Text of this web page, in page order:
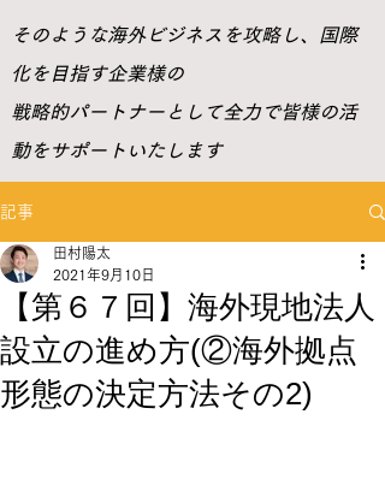
​そのような海外ビジネスを攻略し、国際
化を目指す企業様の
戦略的パートナーとして全力で皆様の活
動をサポートいたします
記事
【第６７回】海外現地法人
設立の進め方(②海外拠点
形態の決定方法その2)
田村陽太
2021年9月10日